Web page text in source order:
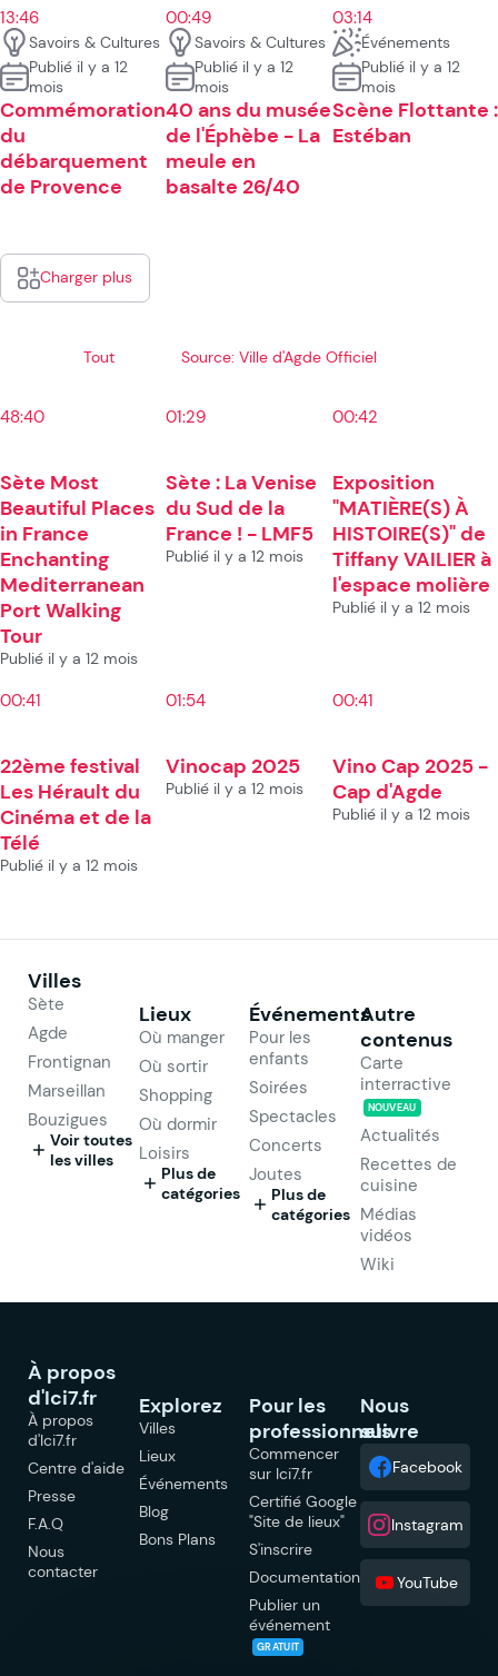
13:46
Savoirs & Cultures
Publié il y a 12
mois
Commémoration
du
débarquement
de Provence
00:49
Savoirs & Cultures
Publié il y a 12
mois
40 ans du musée
de l'Éphèbe - La
meule en
basalte 26/40
03:14
Événements
Publié il y a 12
mois
Scène Flottante :
Estéban
Charger plus
Tout Source: Ville d'Agde Officiel
48:40
Sète Most
Beautiful Places
in France
Enchanting
Mediterranean
Port Walking
Tour
Publié il y a 12 mois
01:29
Sète : La Venise
du Sud de la
France ! - LMF5
Publié il y a 12 mois
00:42
Exposition
"MATIÈRE(S) À
HISTOIRE(S)" de
Tiffany VAILIER à
l'espace molière
Publié il y a 12 mois
00:41
22ème festival
Les Hérault du
Cinéma et de la
Télé
Publié il y a 12 mois
01:54
Vinocap 2025
Publié il y a 12 mois
00:41
Vino Cap 2025 -
Cap d'Agde
Publié il y a 12 mois
Villes
Sète
Agde
Frontignan
Marseillan
Bouzigues
Voir toutes
les villes
Lieux
Où manger
Où sortir
Shopping
Où dormir
Loisirs
Plus de
catégories
Événements
Pour les
enfants
Soirées
Spectacles
Concerts
Joutes
Plus de
catégories
Autre
contenus
Carte
interractive
NOUVEAU
Actualités
Recettes de
cuisine
Médias
vidéos
Wiki
À propos
d'Ici7.fr
À propos
d'Ici7.fr
Centre d'aide
Presse
F.A.Q
Nous
contacter
Explorez
Villes
Lieux
Événements
Blog
Bons Plans
Pour les
professionnels
Commencer
sur Ici7.fr
Certifié Google
"Site de lieux"
S'inscrire
Documentation
Publier un
événement
GRATUIT
Nous
suivre
Facebook
Instagram
YouTube